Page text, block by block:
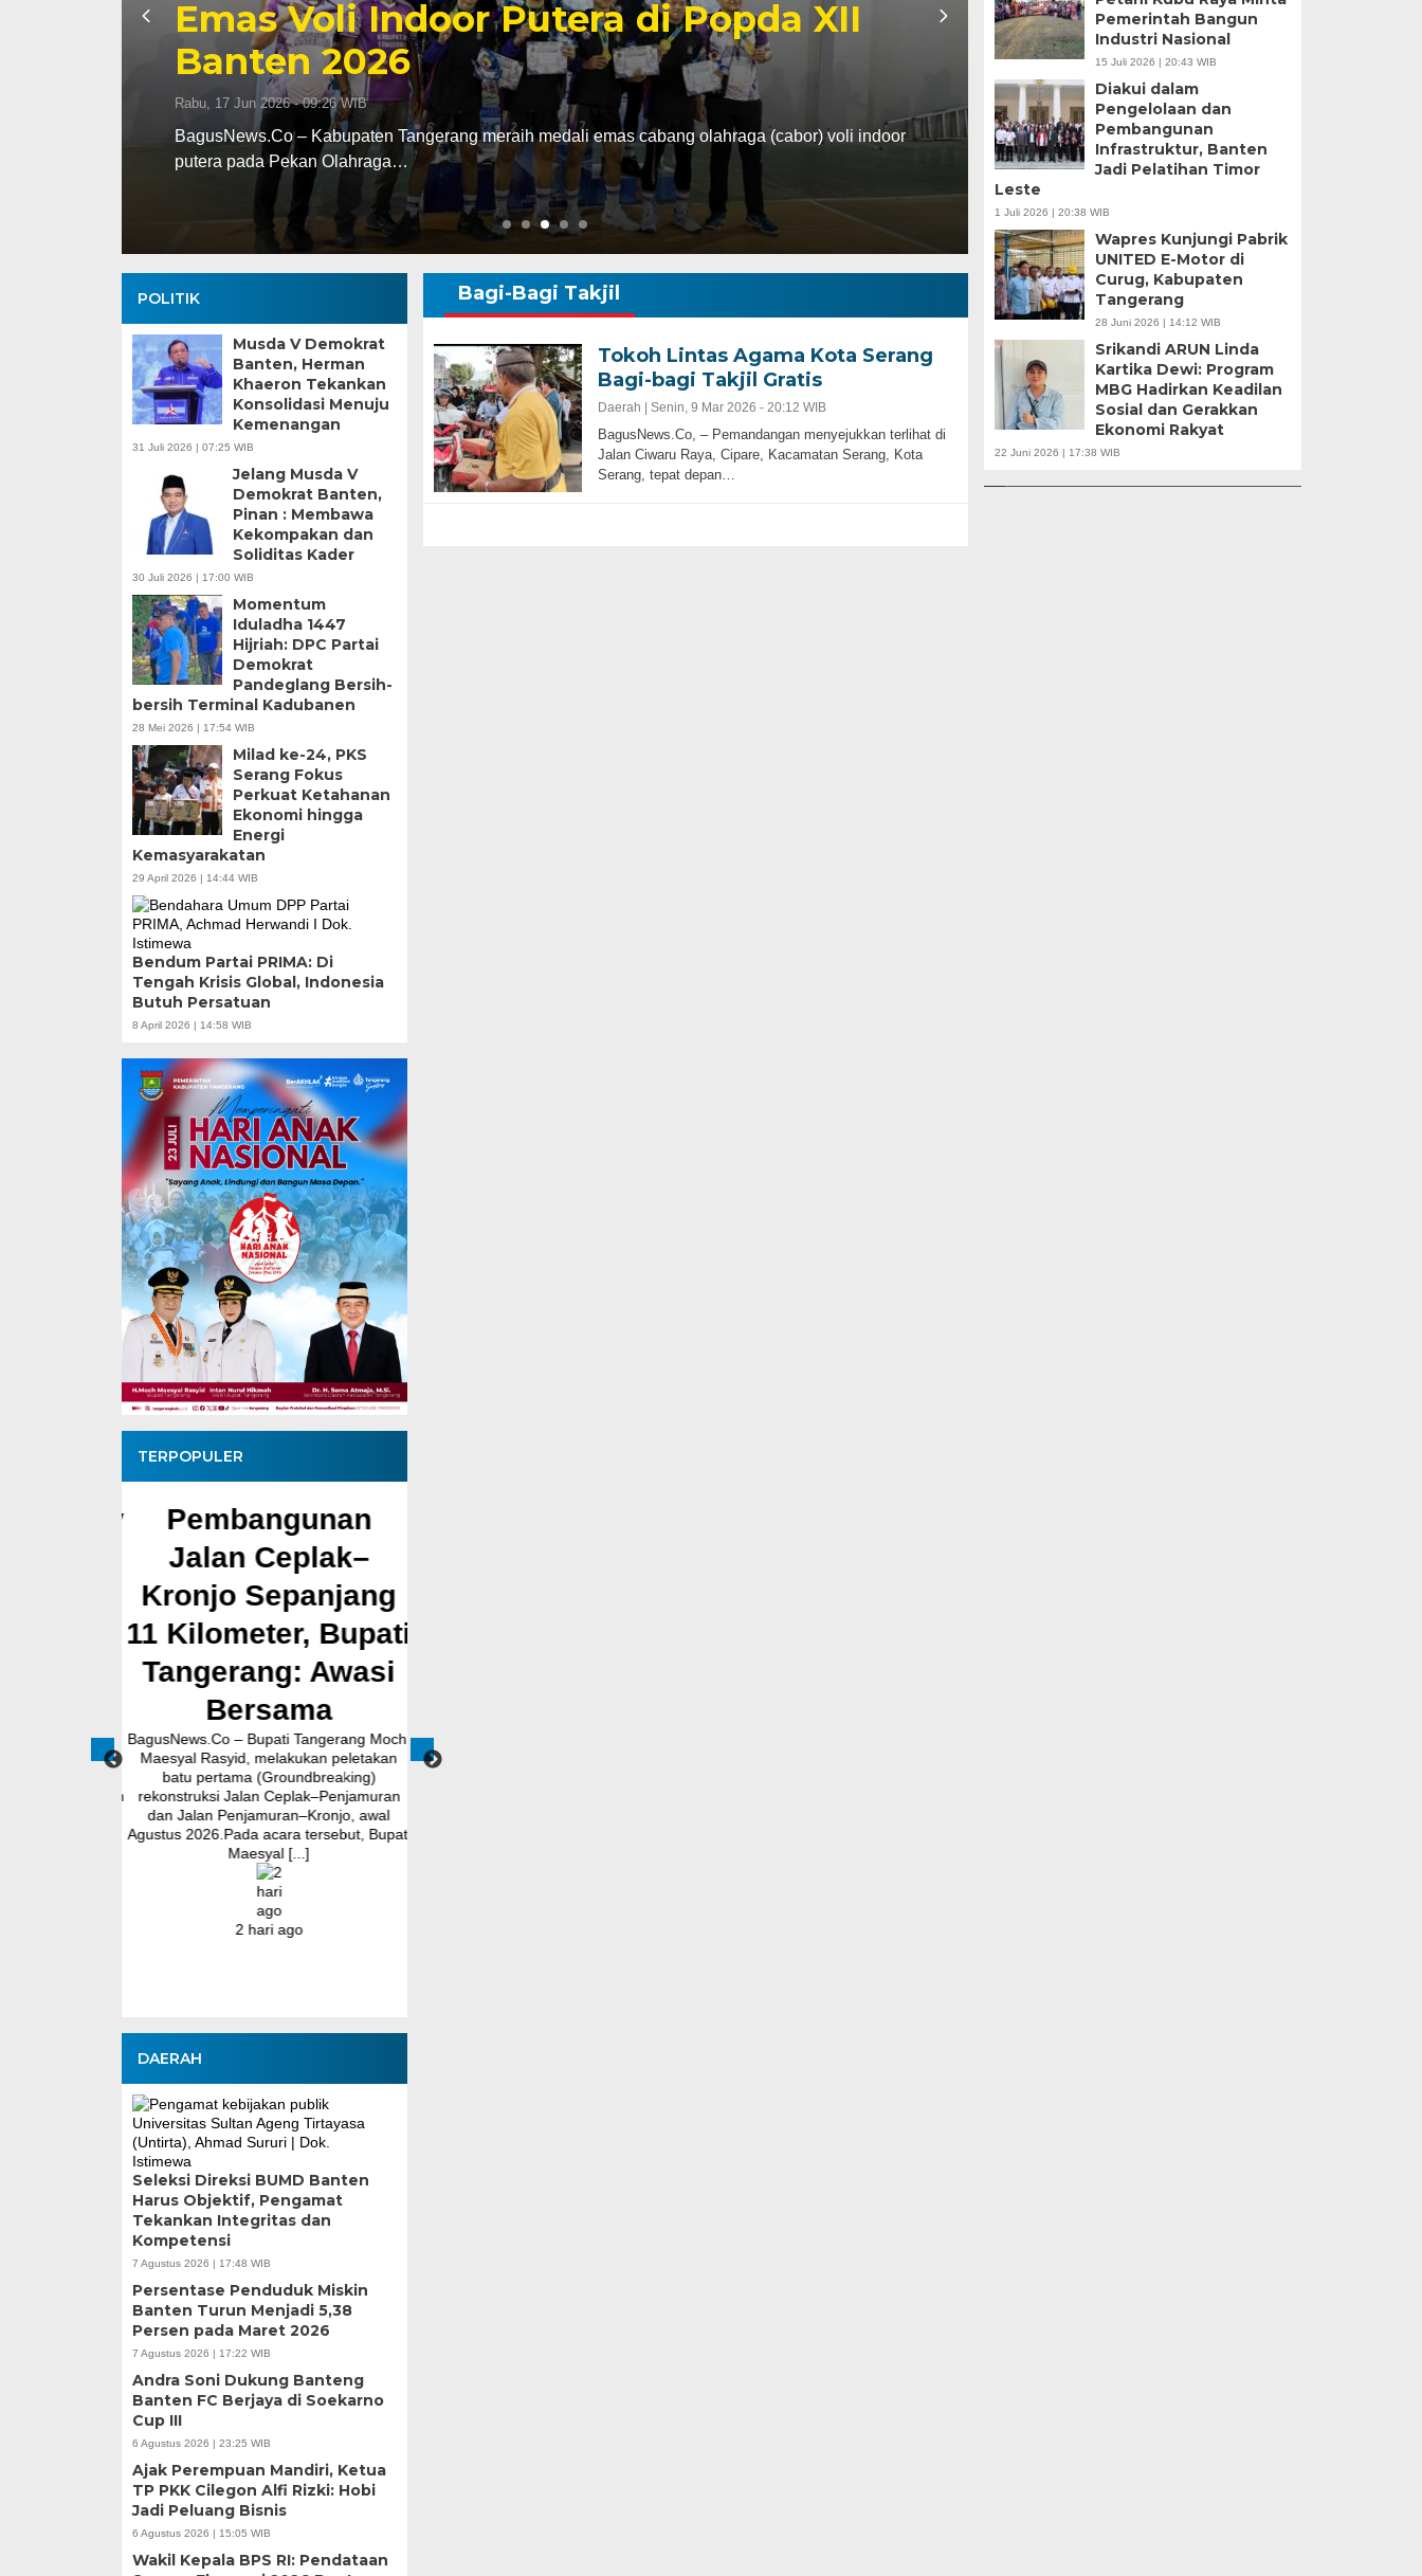
Popda XII
olahraga (cabor) voli indoor
Zona Blank Spot, SMP Satap di Kota
Serang Lakukan Pendaftaran Manual
Senin, 15 Jun 2026 - 14:09 WIB
BagusNews.Co – Pelaksanaan Sistem Penerimaan Murid Baru (SPMB) Tahun Ajaran 2026/2007
di Kota Serang menghadapi tantangan…
Gelar
Kamis, 11 Jun 2026 - 22:09
Pekan Olahraga Pelajar
POLITIK
Musda V Demokrat
Banten, Herman
Khaeron Tekankan
Konsolidasi Menuju
Kemenangan
31 Juli 2026 | 07:25 WIB
Jelang Musda V
Demokrat Banten,
Pinan : Membawa
Kekompakan dan
Soliditas Kader
30 Juli 2026 | 17:00 WIB
Momentum
Iduladha 1447
Hijriah: DPC Partai
Demokrat
Pandeglang Bersih-
bersih Terminal Kadubanen
28 Mei 2026 | 17:54 WIB
Milad ke-24, PKS
Serang Fokus
Perkuat Ketahanan
Ekonomi hingga
Energi
Kemasyarakatan
29 April 2026 | 14:44 WIB
Bendum Partai PRIMA: Di
Tengah Krisis Global, Indonesia
Butuh Persatuan
8 April 2026 | 14:58 WIB
TERPOPULER
Banten Andra
Pemerintah
Pembangunan
Jalan Ceplak–
Kronjo Sepanjang
11 Kilometer, Bupati
Tangerang: Awasi
Bersama
BagusNews.Co – Bupati Tangerang Moch.
Maesyal Rasyid, melakukan peletakan
batu pertama (Groundbreaking)
rekonstruksi Jalan Ceplak–Penjamuran
dan Jalan Penjamuran–Kronjo, awal
Agustus 2026.Pada acara tersebut, Bupati
Maesyal [...]
2 hari ago
BagusNews.Co- Polres Cilegon bersama
Pemkot Cilegon dan unsur terkait
DAERAH
Seleksi Direksi BUMD Banten
Harus Objektif, Pengamat
Tekankan Integritas dan
Kompetensi
7 Agustus 2026 | 17:48 WIB
Persentase Penduduk Miskin
Banten Turun Menjadi 5,38
Persen pada Maret 2026
7 Agustus 2026 | 17:22 WIB
Andra Soni Dukung Banteng
Banten FC Berjaya di Soekarno
Cup III
6 Agustus 2026 | 23:25 WIB
Ajak Perempuan Mandiri, Ketua
TP PKK Cilegon Alfi Rizki: Hobi
Jadi Peluang Bisnis
6 Agustus 2026 | 15:05 WIB
Wakil Kepala BPS RI: Pendataan
Bagi-Bagi Takjil
Tokoh Lintas Agama Kota Serang
Bagi-bagi Takjil Gratis
Daerah | Senin, 9 Mar 2026 - 20:12 WIB
BagusNews.Co, – Pemandangan menyejukkan terlihat di
Jalan Ciwaru Raya, Cipare, Kacamatan Serang, Kota
Serang, tepat depan…
Pemerintah Bangun
Industri Nasional
15 Juli 2026 | 20:43 WIB
Diakui dalam
Pengelolaan dan
Pembangunan
Infrastruktur, Banten
Jadi Pelatihan Timor
Leste
1 Juli 2026 | 20:38 WIB
Wapres Kunjungi Pabrik
UNITED E-Motor di
Curug, Kabupaten
Tangerang
28 Juni 2026 | 14:12 WIB
Srikandi ARUN Linda
Kartika Dewi: Program
MBG Hadirkan Keadilan
Sosial dan Gerakkan
Ekonomi Rakyat
22 Juni 2026 | 17:38 WIB
Banten Butuh Gubernur Progresif dan
Gubernur Baru, Banten Harus Lebih Maju |
Perencanaan Pembangunan Infrastrukur
Adalah Kunci
APBD Tahun 2025 Anggarkan Rp200 Miliar |